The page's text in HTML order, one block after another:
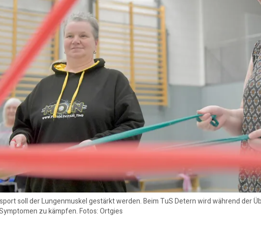
soll der Lungenmuskel gestärkt werden. Beim TuS Detern wird während der
zu kämpfen. Fotos: Ortgies